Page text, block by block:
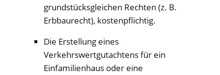
grundstücksgleichen Rechten (z. B.
Erbbaurecht), kostenpflichtig.
Die Erstellung eines
Verkehrswertgutachtens für ein
Einfamilienhaus oder eine